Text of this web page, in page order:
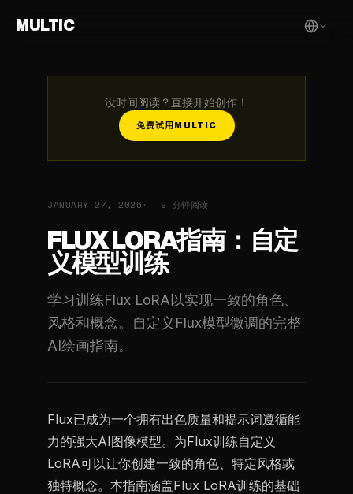
MULTIC
没时间阅读？直接开始创作！
免费试用MULTIC
JANUARY 27, 2026 9 分钟阅读
FLUX LORA指南：自定
义模型训练
学习训练Flux LoRA以实现一致的角色、
风格和概念。自定义Flux模型微调的完整
AI绘画指南。
Flux已成为一个拥有出色质量和提示词遵循能
力的强大AI图像模型。为Flux训练自定义
LoRA可以让你创建一致的角色、特定风格或
独特概念。本指南涵盖Flux LoRA训练的基础